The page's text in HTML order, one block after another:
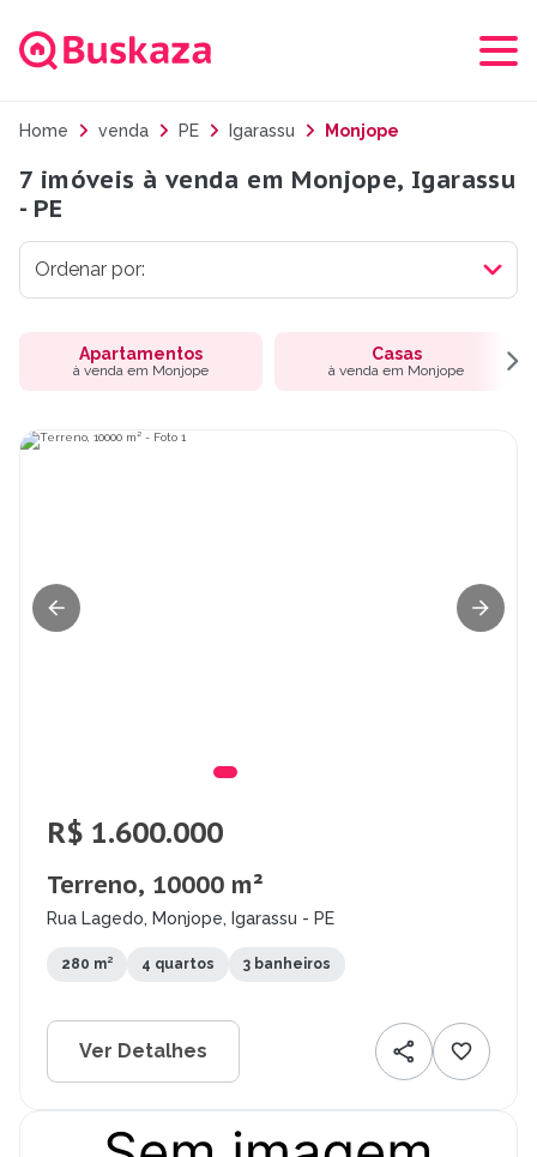
Home venda PE Igarassu Monjope
7 imóveis à venda em Monjope, Igarassu
- PE
Apartamentos
à venda em Monjope
Casas
à venda em Monjope
R$ 1.600.000
Terreno, 10000 m²
Rua Lagedo, Monjope, Igarassu - PE
280 m² 4 quartos 3 banheiros
Ver Detalhes